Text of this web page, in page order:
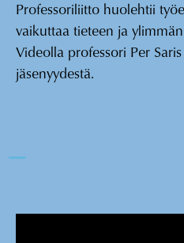
Professoriliitto huolehtii
vaikuttaa tieteen ja
Videolla professori Per
jäsenyydestä.